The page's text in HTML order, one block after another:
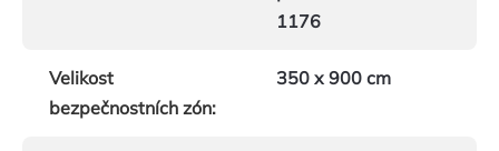
1176
Velikost
bezpečnostních zón:
350 x 900 cm